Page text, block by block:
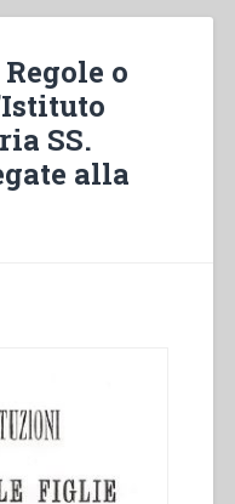
o
SS.
alla